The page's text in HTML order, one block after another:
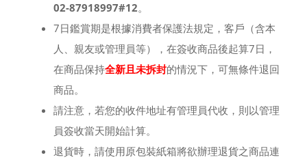
02-87918997#12。
7日鑑賞期是根據消費者保護法規定，客戶（含本
人、親友或管理員等），在簽收商品後起算7日，
在商品保持全新且未拆封的情況下，可無條件退回
商品。
請注意，若您的收件地址有管理員代收，則以管理
員簽收當天開始計算。
退貨時，請使用原包裝紙箱將欲辦理退貨之商品連